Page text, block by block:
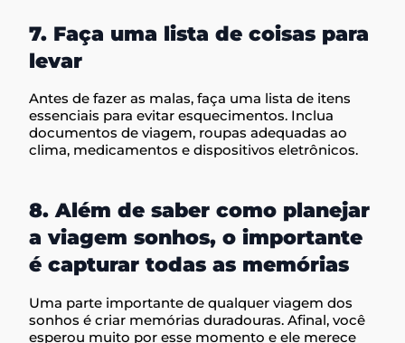
7. Faça uma lista de coisas para
levar
Antes de fazer as malas, faça uma lista de itens
essenciais para evitar esquecimentos. Inclua
documentos de viagem, roupas adequadas ao
clima, medicamentos e dispositivos eletrônicos.
8. Além de saber como planejar
a viagem sonhos, o importante
é capturar todas as memórias
Uma parte importante de qualquer viagem dos
sonhos é criar memórias duradouras. Afinal, você
esperou muito por esse momento e ele merece